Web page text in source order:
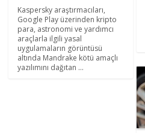
Kaspersky araştırmacıları,
Google Play üzerinden kripto
para, astronomi ve yardımcı
araçlarla ilgili yasal
uygulamaların görüntüsü
altında Mandrake kötü amaçlı
yazılımını dağıtan ...